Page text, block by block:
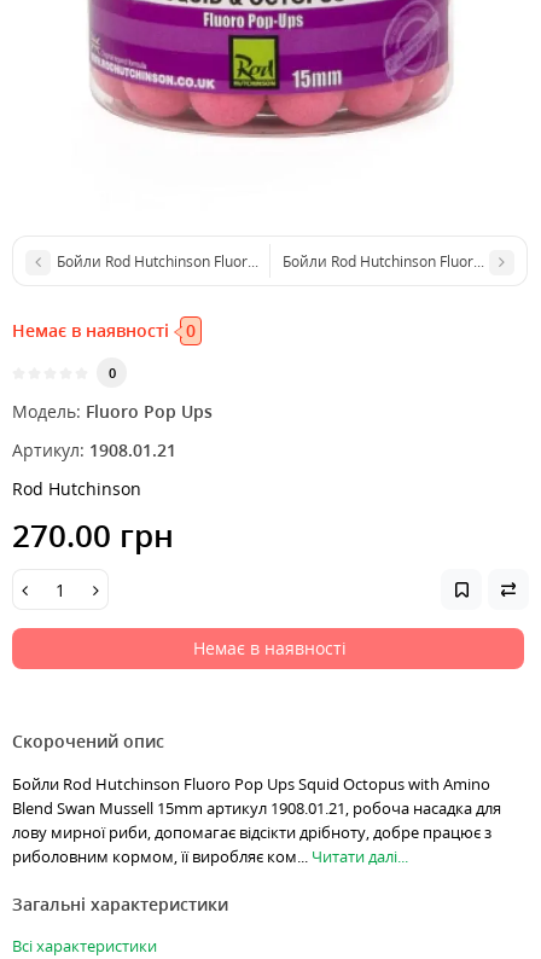
Бойли Rod Hutchinson Fluoro Pop Ups Secret Agent with Liver Liquid
Бойли Rod Hutchinson Fluoro Pop
Немає в наявності 0
0
Модель: Fluoro Pop Ups
Артикул: 1908.01.21
Rod Hutchinson
270.00 грн
Немає в наявності
Скорочений опис
Бойли Rod Hutchinson Fluoro Pop Ups Squid Octopus with Amino
Blend Swan Mussell 15mm артикул 1908.01.21, робоча насадка для
лову мирної риби, допомагає відсікти дрібноту, добре працює з
риболовним кормом, її виробляє ком... Читати далі...
Загальні характеристики
Всі характеристики